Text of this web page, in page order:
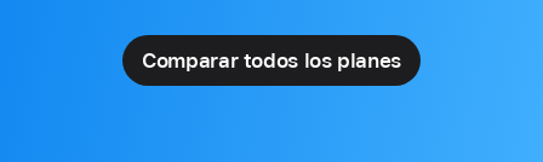
Comparar todos los planes